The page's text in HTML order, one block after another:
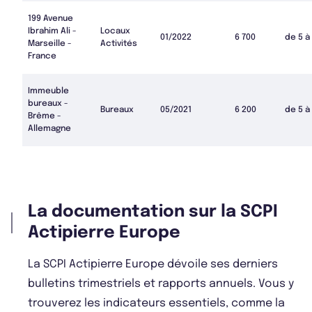
199 Avenue
Ibrahim Ali -
Marseille -
France
Locaux
Activités
01/2022 6 700 de 5 à
Immeuble
bureaux -
Brême -
Allemagne
Bureaux 05/2021 6 200 de 5 à
La documentation sur la SCPI
Actipierre Europe
La SCPI Actipierre Europe dévoile ses derniers
bulletins trimestriels et rapports annuels. Vous y
trouverez les indicateurs essentiels, comme la